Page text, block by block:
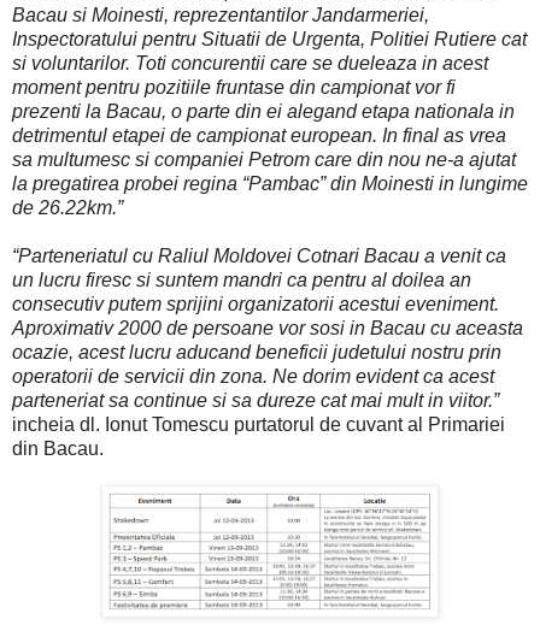
Bacau si Moinesti, reprezentantilor Jandarmeriei,
Inspectoratului pentru Situatii de Urgenta, Politiei Rutiere cat
si voluntarilor. Toti concurentii care se dueleaza in acest
moment pentru pozitiile fruntase din campionat vor fi
prezenti la Bacau, o parte din ei alegand etapa nationala in
detrimentul etapei de campionat european. In final as vrea
sa multumesc si companiei Petrom care din nou ne-a ajutat
la pregatirea probei regina “Pambac” din Moinesti in lungime
de 26.22km.”
“Parteneriatul cu Raliul Moldovei Cotnari Bacau a venit ca
un lucru firesc si suntem mandri ca pentru al doilea an
consecutiv putem sprijini organizatorii acestui eveniment.
Aproximativ 2000 de persoane vor sosi in Bacau cu aceasta
ocazie, acest lucru aducand beneficii judetului nostru prin
operatorii de servicii din zona. Ne dorim evident ca acest
parteneriat sa continue si sa dureze cat mai mult in viitor.”
incheia dl. Ionut Tomescu purtatorul de cuvant al Primariei
din Bacau.